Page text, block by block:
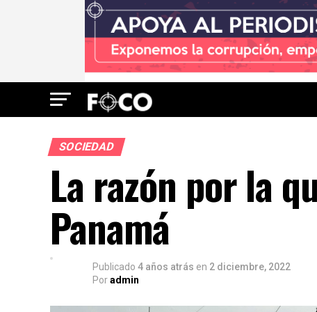
SOCIEDAD
La razón por la
Panamá
Publicado 4 años atrás en 2 diciembre, 2022
Poradmin